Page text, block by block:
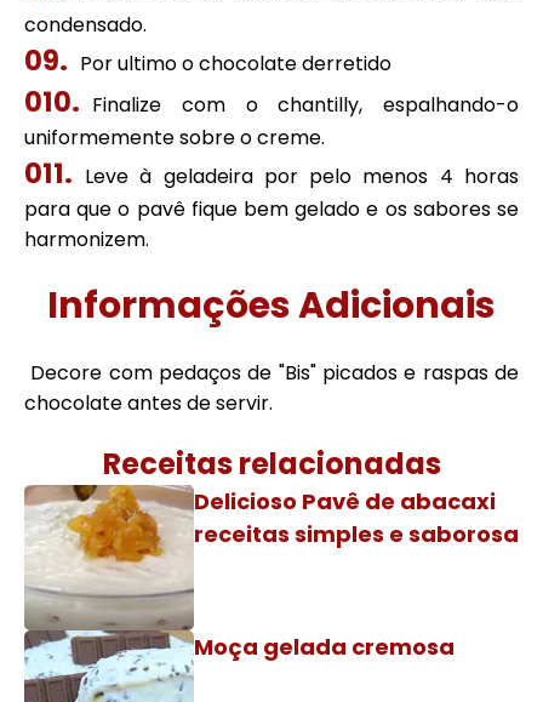
condensado.
Por ultimo o chocolate derretido
Finalize com o chantilly, espalhando-o
uniformemente sobre o creme.
Leve à geladeira por pelo menos 4 horas
para que o pavê fique bem gelado e os sabores se
harmonizem.
Informações Adicionais
Decore com pedaços de "Bis" picados e raspas de
chocolate antes de servir.
Receitas relacionadas
Delicioso Pavê de abacaxi
receitas simples e saborosa
Moça gelada cremosa